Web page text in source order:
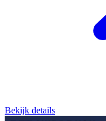
Bekijk details